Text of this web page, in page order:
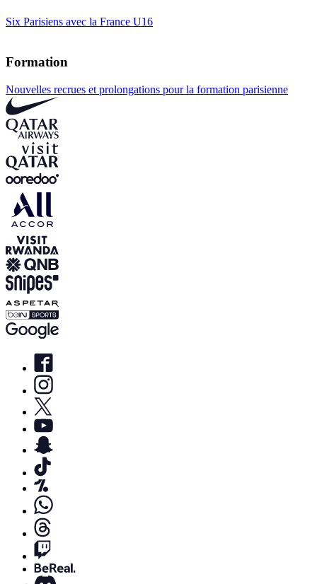
Six Parisiens avec la France U16
Formation
Nouvelles recrues et prolongations pour la formation parisienne